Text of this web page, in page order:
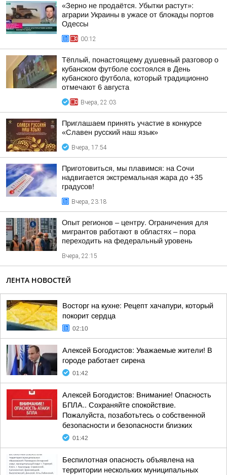
«Зерно не продаётся. Убытки растут»:
аграрии Украины в ужасе от блокады портов
Одессы
00:12
Тёплый, понастоящему душевный разговор о
кубанском футболе состоялся в День
кубанского футбола, который традиционно
отмечают 6 августа
Вчера, 22:03
Приглашаем принять участие в конкурсе
«Славен русский наш язык»
Вчера, 17:54
Приготовиться, мы плавимся: на Сочи
надвигается экстремальная жара до +35
градусов!
Вчера, 23:18
Опыт регионов – центру. Ограничения для
мигрантов работают в областях – пора
переходить на федеральный уровень
Вчера, 22:15
ЛЕНТА НОВОСТЕЙ
Восторг на кухне: Рецепт хачапури, который
покорит сердца
02:10
Алексей Богодистов: Уважаемые жители! В
городе работает сирена
01:42
Алексей Богодистов: Внимание! Опасность
БПЛА.. Сохраняйте спокойствие.
Пожалуйста, позаботьтесь о собственной
безопасности и безопасности близких
01:42
Беспилотная опасность объявлена на
территории нескольких муниципальных